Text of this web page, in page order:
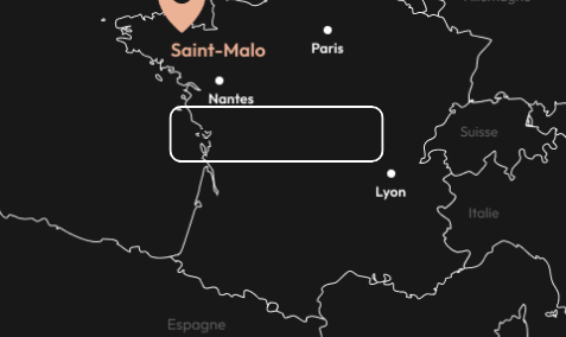
Come ci si arriva?